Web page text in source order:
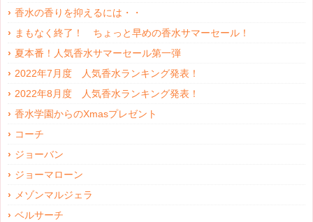
香水の香りを抑えるには・・
まもなく終了！ ちょっと早めの香水サマーセール！
夏本番！人気香水サマーセール第一弾
2022年7月度 人気香水ランキング発表！
2022年8月度 人気香水ランキング発表！
香水学園からのXmasプレゼント
コーチ
ジョーバン
ジョーマローン
メゾンマルジェラ
ベルサーチ